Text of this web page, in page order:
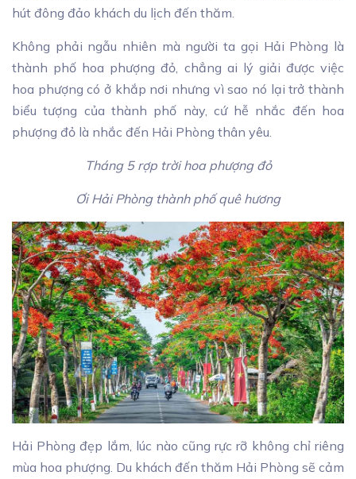
hút đông đảo khách du lịch đến thăm.
Không phải ngẫu nhiên mà người ta gọi Hải Phòng là
thành phố hoa phượng đỏ, chẳng ai lý giải được việc
hoa phượng có ở khắp nơi nhưng vì sao nó lại trở thành
biểu tượng của thành phố này, cứ hễ nhắc đến hoa
phượng đỏ là nhắc đến Hải Phòng thân yêu.
Tháng 5 rợp trời hoa phượng đỏ
Ơi Hải Phòng thành phố quê hương
Hải Phòng đẹp lắm, lúc nào cũng rực rỡ không chỉ riêng
mùa hoa phượng. Du khách đến thăm Hải Phòng sẽ cảm